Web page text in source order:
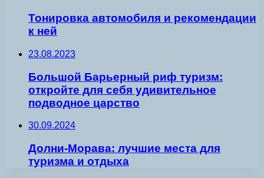
Тонировка автомобиля и рекомендации
к ней
23.08.2023
Большой Барьерный риф туризм:
откройте для себя удивительное
подводное царство
30.09.2024
Долни-Морава: лучшие места для
туризма и отдыха